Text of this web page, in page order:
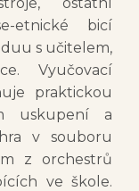
etnické bicí
s učitelem,
Vyučovací
praktickou
uskupení a
v souboru
z orchestrů
ve škole.